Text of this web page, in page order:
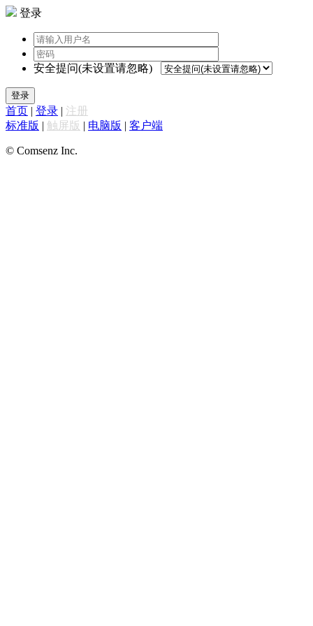
登录
安全提问(未设置请忽略)
登录
首页 | 登录 | 注册
标准版 | 触屏版 | 电脑版 | 客户端
© Comsenz Inc.